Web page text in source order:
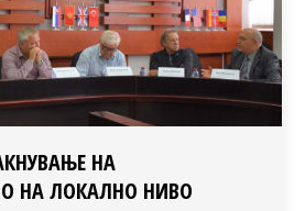
НА
НА ЛОКАЛНО НИВО